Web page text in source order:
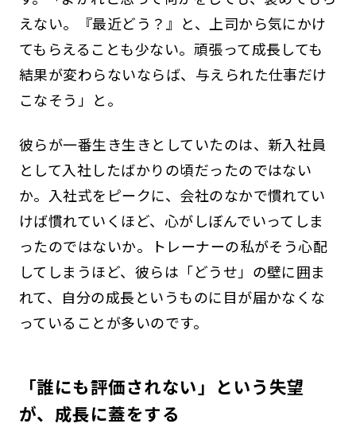
えない。『最近どう？』と、上司から気にかけ
てもらえることも少ない。頑張って成長しても
結果が変わらないならば、与えられた仕事だけ
こなそう」と。
彼らが一番生き生きとしていたのは、新入社員
として入社したばかりの頃だったのではない
か。入社式をピークに、会社のなかで慣れてい
けば慣れていくほど、心がしぼんでいってしま
ったのではないか――。トレーナーの私がそう心配
してしまうほど、彼らは「どうせ」の壁に囲ま
れて、自分の成長というものに目が届かなくな
っていることが多いのです。
「誰にも評価されない」という失望
が、成長に蓋をする